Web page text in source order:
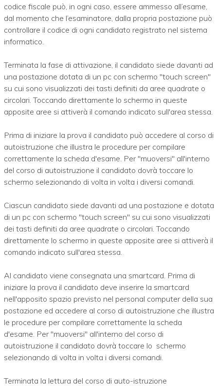
codice fiscale può, in ogni caso, essere ammesso all’esame,
dal momento che l’esaminatore, dalla propria postazione può
controllare il codice di ogni candidato registrato nel sistema
informatico.
Terminata la fase di attivazione, il candidato siede davanti ad
una postazione dotata di un pc con schermo "touch screen"
su cui sono visualizzati dei tasti definiti da aree quadrate o
circolari. Toccando direttamente lo schermo in queste
apposite aree si attiverà il comando indicato sull'area stessa.
Prima di iniziare la prova il candidato può accedere al corso di
autoistruzione che illustra le procedure per compilare
correttamente la scheda d'esame. Per "muoversi" all'interno
del corso di autoistruzione il candidato dovrà toccare lo
schermo selezionando di volta in volta i diversi comandi.
Ciascun candidato siede davanti ad una postazione e dotata
di un pc con schermo "touch screen" su cui sono visualizzati
dei tasti definiti da aree quadrate o circolari. Toccando
direttamente lo schermo in queste apposite aree si attiverà il
comando indicato sull'area stessa.
Al candidato viene consegnata una smartcard. Prima di
iniziare la prova il candidato deve inserire la smartcard
nell'apposito spazio previsto nel personal computer della sua
postazione ed accedere al corso di autoistruzione che illustra
le procedure per compilare correttamente la scheda
d'esame. Per "muoversi" all'interno del corso di
autoistruzione il candidato dovrà toccare lo schermo
selezionando di volta in volta i diversi comandi.
Terminata la lettura del corso di auto-istruzione